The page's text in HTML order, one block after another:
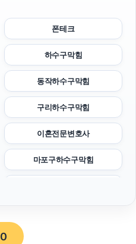
폰테크
하수구막힘
동작하수구막힘
구리하수구막힘
이혼전문변호사
마포구하수구막힘
0